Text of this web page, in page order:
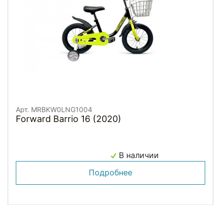
Арт. MRBKW0LNG1004
Forward Barrio 16 (2020)
В наличии
Подробнее